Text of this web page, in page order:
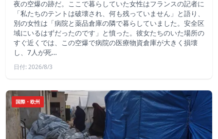
夜の空爆の跡だ。ここで暮らしていた女性はフランスの記者に
「私たちのテントは破壊され、何も残っていません」と語り、
別の女性は「病院と薬品倉庫の隣で暮らしていました。安全区
域にいるはずだったのです」と憤った。彼女たちのいた場所の
すぐ近くでは、この空爆で病院の医療物資倉庫が大きく損壊
し、7人が死…
日付: 2026/8/3
国際・欧州